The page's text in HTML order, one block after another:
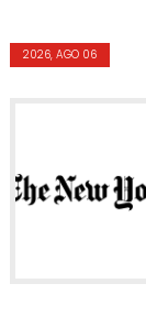
2026, AGO 06